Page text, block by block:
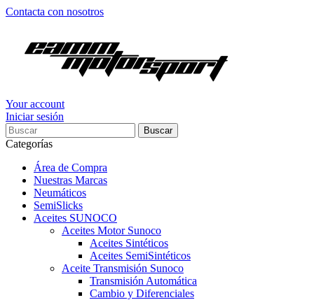
Contacta con nosotros
Your account
Iniciar sesión
Buscar
Categorías
Área de Compra
Nuestras Marcas
Neumáticos
SemiSlicks
Aceites SUNOCO
Aceites Motor Sunoco
Aceites Sintéticos
Aceites SemiSintéticos
Aceite Transmisión Sunoco
Transmisión Automática
Cambio y Diferenciales